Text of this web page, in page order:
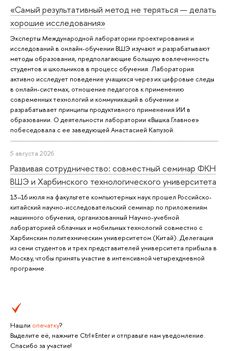
«Самый результативный метод не теряться — делать
хорошие исследования»
Эксперты Международной лаборатории проектирования и
исследований в онлайн-обучении ВШЭ изучают и разрабатывают
методы образования, предполагающие большую вовлеченность
студентов и школьников в процесс обучения. Лаборатория
активно исследует поведение учащихся через их цифровые следы
в онлайн-системах, отношение педагогов к применению
современных технологий и коммуникаций в обучении и
разрабатывает принципы продуктивного применения ИИ в
образовании. О деятельности лаборатории «Вышка.Главное»
побеседовала с ее заведующей Анастасией Капузой.
5 августа 2026
Развивая сотрудничество: совместный семинар ФКН
ВШЭ и Харбинского технологического университета
13–16 июля на факультете компьютерных наук прошел Российско-
китайский научно-исследовательский семинар по приложениям
машинного обучения, организованный Научно-учебной
лабораторией облачных и мобильных технологий совместно с
Харбинским политехническим университетом (Китай). Делегация
из семи студентов и трех представителей университета прибыла в
Москву, чтобы принять участие в интенсивной четырехдневной
программе.
Нашли опечатку?
Выделите её, нажмите Ctrl+Enter и отправьте нам уведомление.
Спасибо за участие!